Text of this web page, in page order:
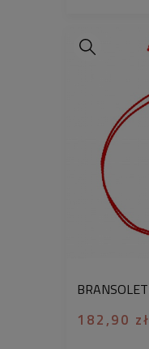
182,90 zł